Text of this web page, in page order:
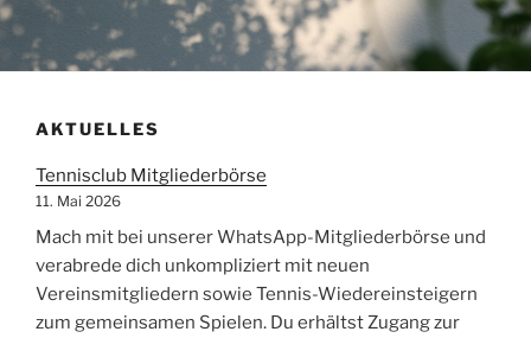
AKTUELLES
Tennisclub Mitgliederbörse
11. Mai 2026
Mach mit bei unserer WhatsApp-Mitgliederbörse und
verabrede dich unkompliziert mit neuen
Vereinsmitgliedern sowie Tennis-Wiedereinsteigern
zum gemeinsamen Spielen. Du erhältst Zugang zur